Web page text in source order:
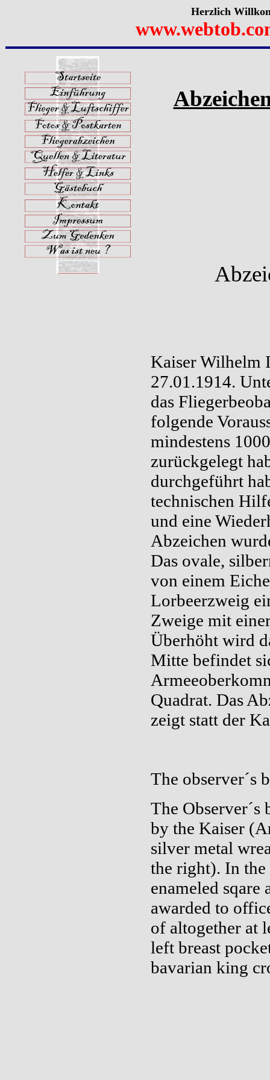
Herzlich
Kaiser Wilhelm
27.01.1914.
das
folgende
mindestens
zurückgelegt
durchgeführt
technischen
und eine
Abzeichen
Das ovale,
von einem
Lorbeerzweig
Zweige mit
Überhöht wird
Mitte befindet
Quadrat. Das
zeigt statt der
The observer´s
The Observer´s
by the Kaiser
silver metal
the right). In the
enameled sqare
awarded to
of altogether at
left breast
bavarian king